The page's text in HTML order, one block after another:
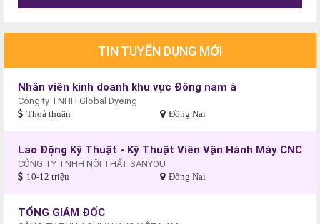
TIN TUYỂN DỤNG MỚI
Nhân viên kinh doanh khu vực Đông nam á
Công ty TNHH Global Dyeing
Thoả thuận Đồng Nai
Lao Động Kỹ Thuật - Kỹ Thuật Viên Vận Hành Máy CNC
CÔNG TY TNHH NỘI THẤT SANYOU
10-12 triệu Đồng Nai
TỔNG GIÁM ĐỐC